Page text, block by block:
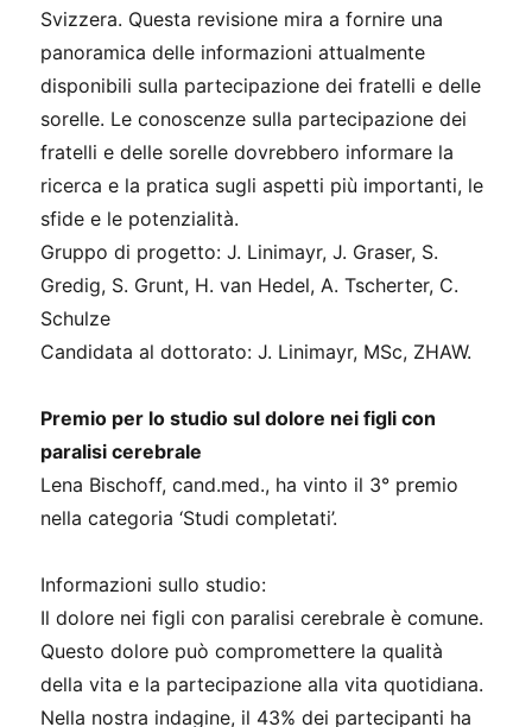
Svizzera. Questa revisione mira a fornire una
panoramica delle informazioni attualmente
disponibili sulla partecipazione dei fratelli e delle
sorelle. Le conoscenze sulla partecipazione dei
fratelli e delle sorelle dovrebbero informare la
ricerca e la pratica sugli aspetti più importanti, le
sfide e le potenzialità.
Gruppo di progetto: J. Linimayr, J. Graser, S.
Gredig, S. Grunt, H. van Hedel, A. Tscherter, C.
Schulze
Candidata al dottorato: J. Linimayr, MSc, ZHAW.
Premio per lo studio sul dolore nei figli con
paralisi cerebrale
Lena Bischoff, cand.med., ha vinto il 3° premio
nella categoria ‘Studi completati’.
Informazioni sullo studio:
Il dolore nei figli con paralisi cerebrale è comune.
Questo dolore può compromettere la qualità
della vita e la partecipazione alla vita quotidiana.
Nella nostra indagine, il 43% dei partecipanti ha